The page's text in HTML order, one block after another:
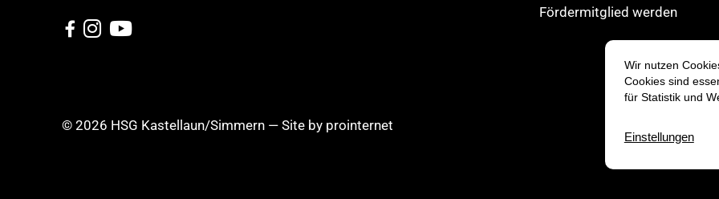
  
Fördermitglied werden
© 2026 HSG Kastellaun/Simmern — Site by prointernet